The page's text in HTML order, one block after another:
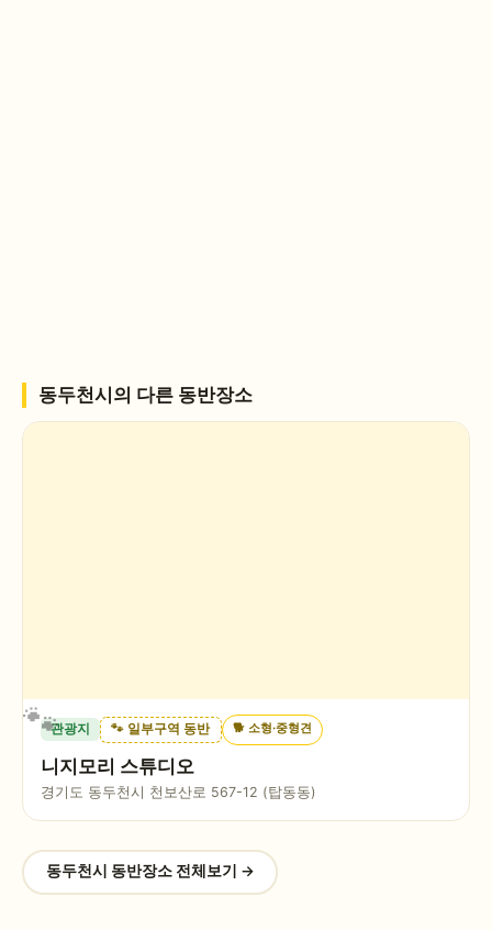
동두천시 의 다른 동반장소
관광지 🐾 일부구역 동반 🐕 소형·중형견
니지모리 스튜디오
경기도 동두천시 천보산로 567-12 (탑동동)
동두천시 동반장소 전체보기 →